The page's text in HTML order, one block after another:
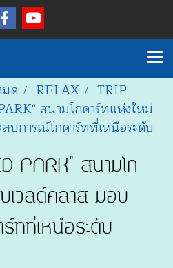
ด RELAX
TRIP
สนามโกคาร์ทแห่งใหม่
บการณ์โกคาร์ทที่เหนือระดับ
PARK" สนามโก
เวิลด์คลาส มอบ
ทที่เหนือระดับ